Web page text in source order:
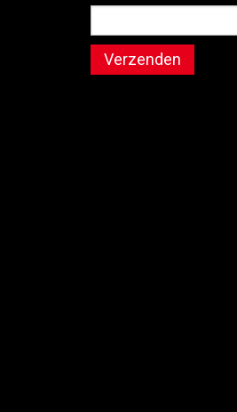
Verzenden